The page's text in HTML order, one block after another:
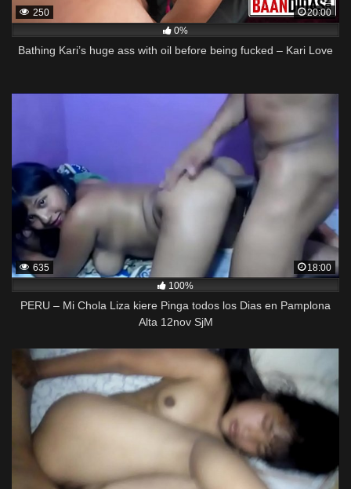
250
20:00
0%
Bathing Kari’s huge ass with oil before being fucked – Kari Love
635
18:00
100%
PERU – Mi Chola Liza kiere Pinga todos los Dias en Pamplona
Alta 12nov SjM